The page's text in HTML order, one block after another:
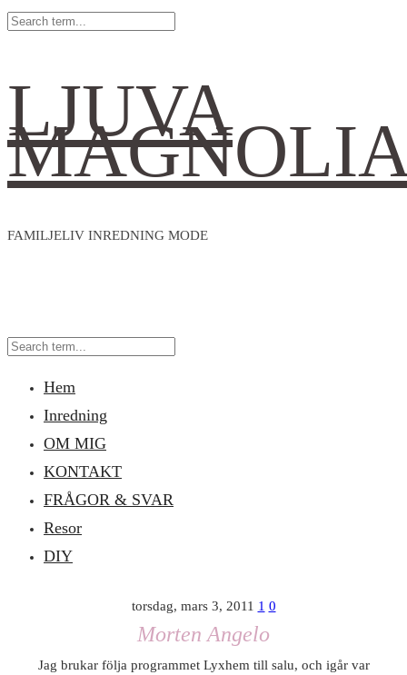
LJUVA
FAMILJELIV INREDNING MODE
Hem
Inredning
OM MIG
KONTAKT
FRÅGOR & SVAR
Resor
DIY
torsdag, mars 3, 2011 1 0
Morten Angelo
Jag brukar följa programmet Lyxhem till salu, och igår var